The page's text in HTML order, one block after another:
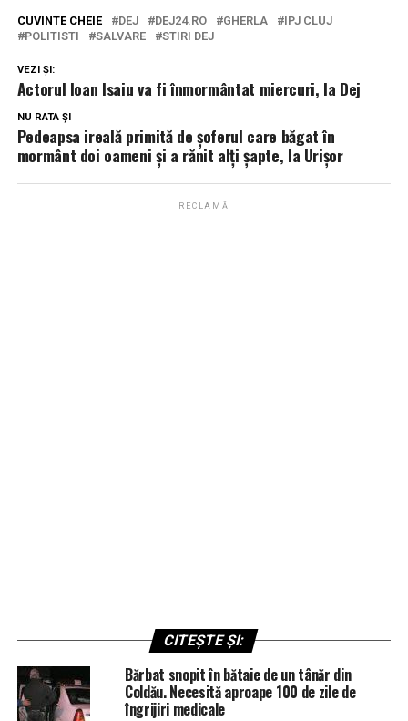
CUVINTE CHEIE DEJ DEJ24.RO GHERLA
IPJ CLUJ
POLITISTI
SALVARE STIRI DEJ
VEZI ȘI:
Actorul Ioan Isaiu va fi înmormântat miercuri, la Dej
NU RATA ȘI
Pedeapsa ireală primită de șoferul care băgat în
mormânt doi oameni și a rănit alți șapte, la Urișor
RECLAMĂ
CITEȘTE ȘI:
Bărbat snopit în bătaie de un tânăr din
Coldău. Necesită aproape 100 de zile de
îngrijiri medicale